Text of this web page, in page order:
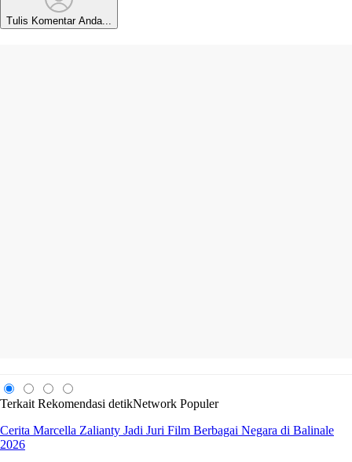
Tulis Komentar Anda...
Terkait Rekomendasi detikNetwork Populer
Cerita Marcella Zalianty Jadi Juri Film Berbagai Negara di Balinale
2026